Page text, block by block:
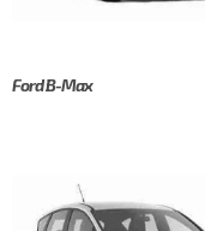
Ford B-Max